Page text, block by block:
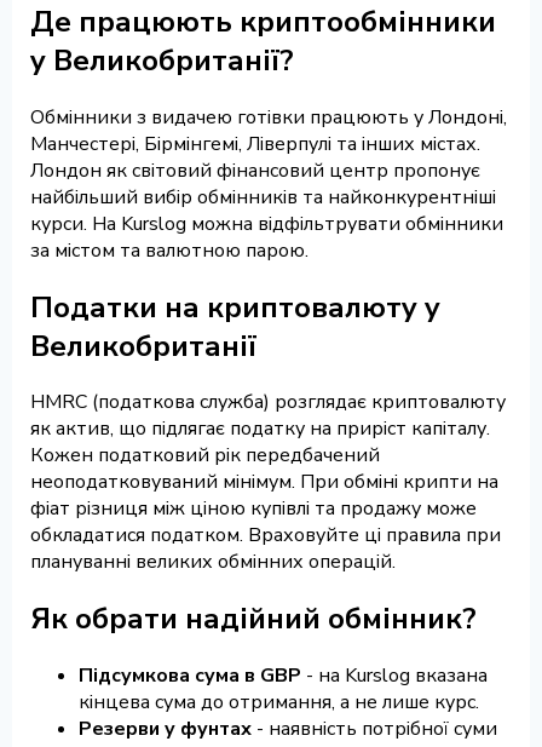
Де працюють криптообмінники
у Великобританії?
Обмінники з видачею готівки працюють у Лондоні,
Манчестері, Бірмінгемі, Ліверпулі та інших містах.
Лондон як світовий фінансовий центр пропонує
найбільший вибір обмінників та найконкурентніші
курси. На Kurslog можна відфільтрувати обмінники
за містом та валютною парою.
Податки на криптовалюту у
Великобританії
HMRC (податкова служба) розглядає криптовалюту
як актив, що підлягає податку на приріст капіталу.
Кожен податковий рік передбачений
неоподатковуваний мінімум. При обміні крипти на
фіат різниця між ціною купівлі та продажу може
обкладатися податком. Враховуйте ці правила при
плануванні великих обмінних операцій.
Як обрати надійний обмінник?
Підсумкова сума в GBP - на Kurslog вказана
кінцева сума до отримання, а не лише курс.
Резерви у фунтах - наявність потрібної суми